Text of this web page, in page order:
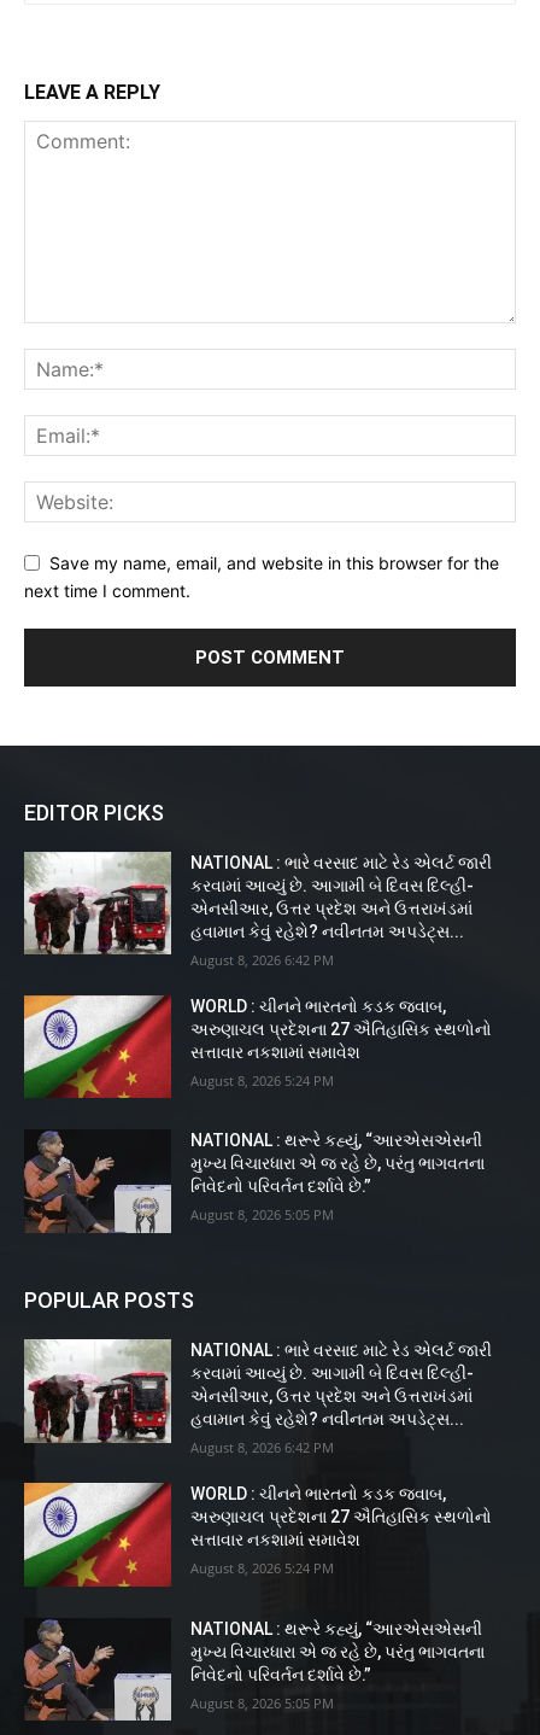
LEAVE A REPLY
Save my name, email, and website in this browser for the
next time I comment.
EDITOR PICKS
NATIONAL : ભારે વરસાદ માટે રેડ એલર્ટ જારી
કરવામાં આવ્યું છે. આગામી બે દિવસ દિલ્હી-
એનસીઆર, ઉત્તર પ્રદેશ અને ઉત્તરાખંડમાં
હવામાન કેવું રહેશે? નવીનતમ અપડેટ્સ...
August 8, 2026 6:42 PM
WORLD : ચીનને ભારતનો કડક જવાબ,
અરુણાચલ પ્રદેશના 27 ઐતિહાસિક સ્થળોનો
સત્તાવાર નકશામાં સમાવેશ
August 8, 2026 5:24 PM
NATIONAL : થરૂરે કહ્યું, “આરએસએસની
મુખ્ય વિચારધારા એ જ રહે છે, પરંતુ ભાગવતના
નિવેદનો પરિવર્તન દર્શાવે છે.”
August 8, 2026 5:05 PM
POPULAR POSTS
NATIONAL : ભારે વરસાદ માટે રેડ એલર્ટ જારી
કરવામાં આવ્યું છે. આગામી બે દિવસ દિલ્હી-
એનસીઆર, ઉત્તર પ્રદેશ અને ઉત્તરાખંડમાં
હવામાન કેવું રહેશે? નવીનતમ અપડેટ્સ...
August 8, 2026 6:42 PM
WORLD : ચીનને ભારતનો કડક જવાબ,
અરુણાચલ પ્રદેશના 27 ઐતિહાસિક સ્થળોનો
સત્તાવાર નકશામાં સમાવેશ
August 8, 2026 5:24 PM
NATIONAL : થરૂરે કહ્યું, “આરએસએસની
મુખ્ય વિચારધારા એ જ રહે છે, પરંતુ ભાગવતના
નિવેદનો પરિવર્તન દર્શાવે છે.”
August 8, 2026 5:05 PM